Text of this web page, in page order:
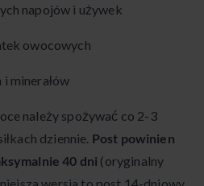
napojów i używek
owocowych
minerałów
należy spożywać co 2-3
dziennie. Post powinien
40 dni (oryginalny